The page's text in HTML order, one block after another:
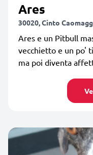
Ares
30020, Cinto
Ares e un Pitbull
vecchietto e un po'
ma poi diventa